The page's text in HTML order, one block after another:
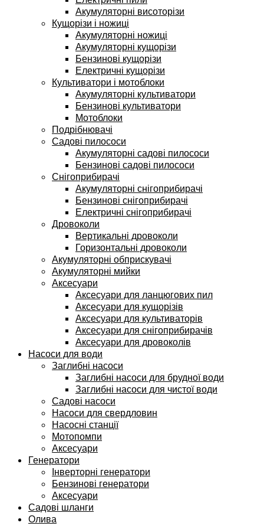
Акумуляторні висоторізи
Кущорізи і ножиці
Акумуляторні ножиці
Акумуляторні кущорізи
Бензинові кущорізи
Електричні кущорізи
Культиватори і мотоблоки
Акумуляторні культиватори
Бензинові культиватори
Мотоблоки
Подрібнювачі
Садові пилососи
Акумуляторні садові пилососи
Бензинові садові пилососи
Снігоприбирачі
Акумуляторні снігоприбирачі
Бензинові снігоприбирачі
Електричні снігоприбирачі
Дровоколи
Вертикальні дровоколи
Горизонтальні дровоколи
Акумуляторні обприскувачі
Акумуляторні мийки
Аксесуари
Аксесуари для ланцюгових пил
Аксесуари для кущорізів
Аксесуари для культиваторів
Аксесуари для снігоприбирачів
Аксесуари для дровоколів
Насоси для води
Заглибні насоси
Заглибні насоси для брудної води
Заглибні насоси для чистої води
Садові насоси
Насоси для свердловин
Насосні станції
Мотопомпи
Аксесуари
Генератори
Інверторні генератори
Бензинові генератори
Аксесуари
Садові шланги
Олива